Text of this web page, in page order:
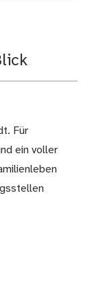
Für
ein voller